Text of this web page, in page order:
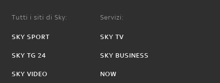
Tutti i siti di Sky:
SKY SPORT
SKY TG 24
SKY VIDEO
Servizi:
SKY TV
SKY BUSINESS
NOW